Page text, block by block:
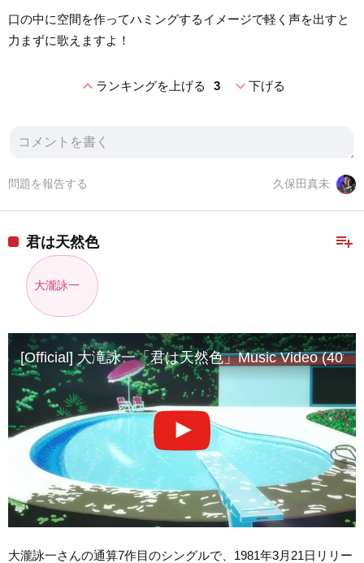
口の中に空間を作ってハミングするイメージで軽く声を出すと
力まずに歌えますよ！
expand_lessランキングを上げる 3 expand_more下げる
久保田真未
問題を報告する
playlist_add
君は天然色
大瀧詠一
[Official] 大滝詠一「君は天然色」Music Video (40th
大瀧詠一さんの通算7作目のシングルで、1981年3月21日リリー